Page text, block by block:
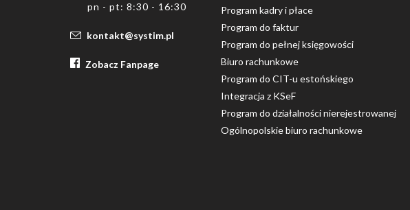
pn - pt: 8:30 - 16:30
kontakt@systim.pl
Zobacz Fanpage
Program kadry i płace
Program do faktur
Program do pełnej księgowości
Biuro rachunkowe
Program do CIT-u estońskiego
Integracja z KSeF
Program do działalności nierejestrowanej
Ogólnopolskie biuro rachunkowe